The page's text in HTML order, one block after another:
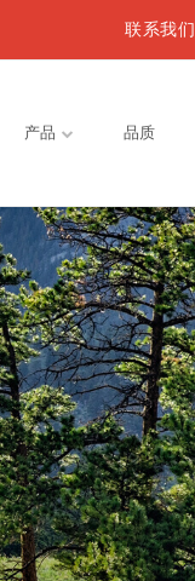
联系我们
产品 品质